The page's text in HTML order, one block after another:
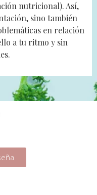
nutricional). Así,
sino también
en relación
a tu ritmo y sin